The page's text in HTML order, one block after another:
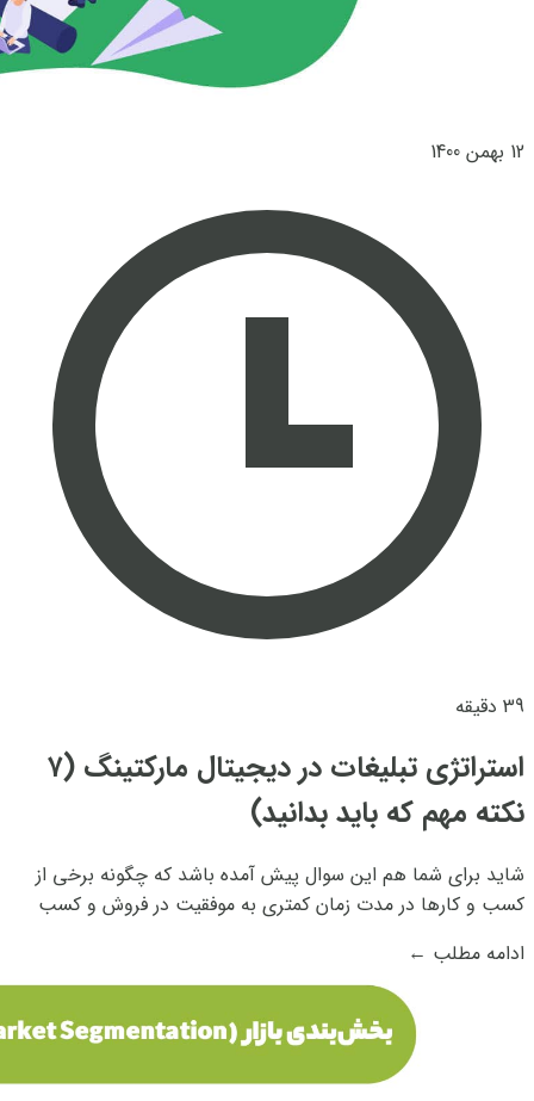
12 بهمن 1400
39 دقیقه
استراتژی تبلیغات در دیجیتال مارکتینگ (۷
نکته مهم که باید بدانید)
شاید برای شما هم این سوال پیش آمده باشد که چگونه برخی از
کسب و کارها در مدت زمان کمتری به موفقیت در فروش و کسب
باید بدانید که این موضوع مستقیما به روش چیدمان استراتژی
تبلیغات مربوط می‎شود. همانطور که...
ادامه مطلب ←